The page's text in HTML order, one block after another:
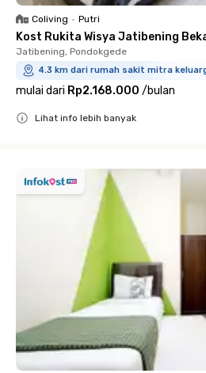
Coliving • Putri
Kost Rukita Wisya Jatibening
Jatibening, Pondokgede
4.3 km dari rumah sakit mitra
mulai dari Rp2.168.000 /bulan
Lihat info lebih banyak